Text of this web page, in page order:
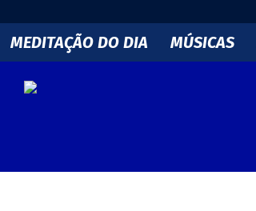
MEDITAÇÃO DO DIA MÚSICAS